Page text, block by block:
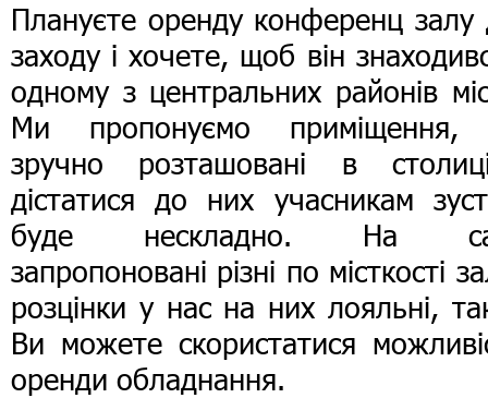
Плануєте оренду конференц залу
заходу і хочете, щоб він
одному з центральних районів
Ми пропонуємо приміщення,
зручно розташовані в
дістатися до них учасникам
буде нескладно. На
запропоновані різні по місткості
розцінки у нас на них лояльні,
Ви можете скористатися
оренди обладнання.